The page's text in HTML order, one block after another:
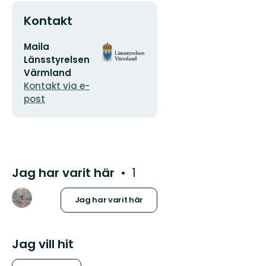
Kontakt
E-
postadress
Maila
Länsstyrelsen
Värmland
Kontakt via e-
post
Organisationens
logotyp
Jag har varit här 1
Jag har varit här
Jag vill hit